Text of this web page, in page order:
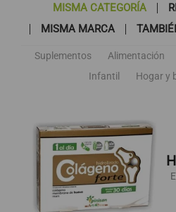
MISMA CATEGORÍA
MISMA MARCA
Suplementos Alimentación
Infantil
Hogar y